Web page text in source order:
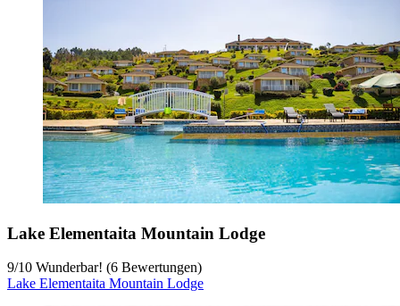
Lake Elementaita Mountain Lodge
9/10 Wunderbar! (6 Bewertungen)
Lake Elementaita Mountain Lodge